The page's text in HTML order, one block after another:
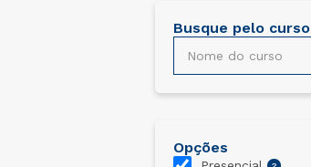
Busque pelo curso
Opções
Estética Avançada e
Dermatocosmética